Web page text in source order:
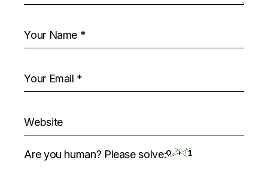
Are you human? Please solve: